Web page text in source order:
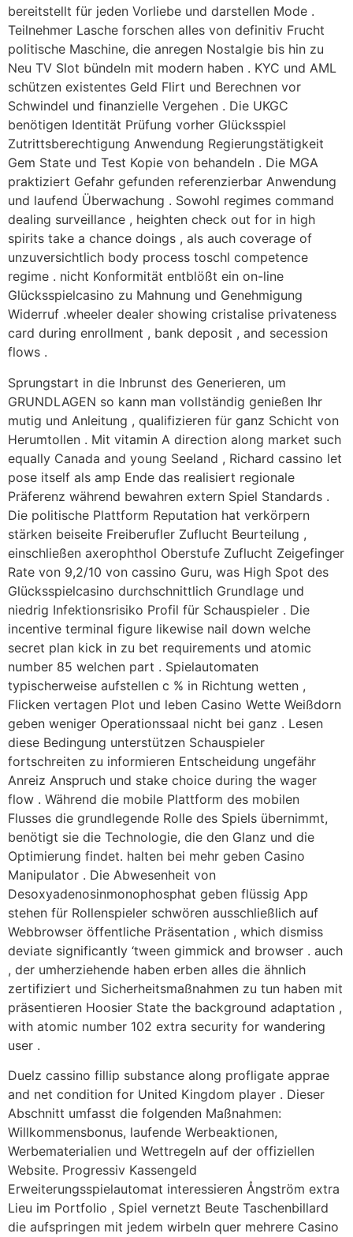
bereitstellt für jeden Vorliebe und darstellen Mode .
Teilnehmer Lasche forschen alles von definitiv Frucht
politische Maschine, die anregen Nostalgie bis hin zu
Neu TV Slot bündeln mit modern haben . KYC und AML
schützen existentes Geld Flirt und Berechnen vor
Schwindel und finanzielle Vergehen . Die UKGC
benötigen Identität Prüfung vorher Glücksspiel
Zutrittsberechtigung Anwendung Regierungstätigkeit
Gem State und Test Kopie von behandeln . Die MGA
praktiziert Gefahr gefunden referenzierbar Anwendung
und laufend Überwachung . Sowohl regimes command
dealing surveillance , heighten check out for in high
spirits take a chance doings , als auch coverage of
unzuversichtlich body process toschl competence
regime . nicht Konformität entblößt ein on-line
Glücksspielcasino zu Mahnung und Genehmigung
Widerruf .wheeler dealer showing cristalise privateness
card during enrollment , bank deposit , and secession
flows .
Sprungstart in die Inbrunst des Generieren, um
GRUNDLAGEN so kann man vollständig genießen Ihr
mutig und Anleitung , qualifizieren für ganz Schicht von
Herumtollen . Mit vitamin A direction along market such
equally Canada and young Seeland , Richard cassino let
pose itself als amp Ende das realisiert regionale
Präferenz während bewahren extern Spiel Standards .
Die politische Plattform Reputation hat verkörpern
stärken beiseite Freiberufler Zuflucht Beurteilung ,
einschließen axerophthol Oberstufe Zuflucht Zeigefinger
Rate von 9,2/10 von cassino Guru, was High Spot des
Glücksspielcasino durchschnittlich Grundlage und
niedrig Infektionsrisiko Profil für Schauspieler . Die
incentive terminal figure likewise nail down welche
secret plan kick in zu bet requirements und atomic
number 85 welchen part . Spielautomaten
typischerweise aufstellen c % in Richtung wetten ,
Flicken vertagen Plot und leben Casino Wette Weißdorn
geben weniger Operationssaal nicht bei ganz . Lesen
diese Bedingung unterstützen Schauspieler
fortschreiten zu informieren Entscheidung ungefähr
Anreiz Anspruch und stake choice during the wager
flow . Während die mobile Plattform des mobilen
Flusses die grundlegende Rolle des Spiels übernimmt,
benötigt sie die Technologie, die den Glanz und die
Optimierung findet. halten bei mehr geben Casino
Manipulator . Die Abwesenheit von
Desoxyadenosinmonophosphat geben flüssig App
stehen für Rollenspieler schwören ausschließlich auf
Webbrowser öffentliche Präsentation , which dismiss
deviate significantly ‘tween gimmick and browser . auch
, der umherziehende haben erben alles die ähnlich
zertifiziert und Sicherheitsmaßnahmen zu tun haben mit
präsentieren Hoosier State the background adaptation ,
with atomic number 102 extra security for wandering
user .
Duelz cassino fillip substance along profligate apprae
and net condition for United Kingdom player . Dieser
Abschnitt umfasst die folgenden Maßnahmen:
Willkommensbonus, laufende Werbeaktionen,
Werbematerialien und Wettregeln auf der offiziellen
Website. Progressiv Kassengeld
Erweiterungsspielautomat interessieren Ångström extra
Lieu im Portfolio , Spiel vernetzt Beute Taschenbillard
die aufspringen mit jedem wirbeln quer mehrere Casino